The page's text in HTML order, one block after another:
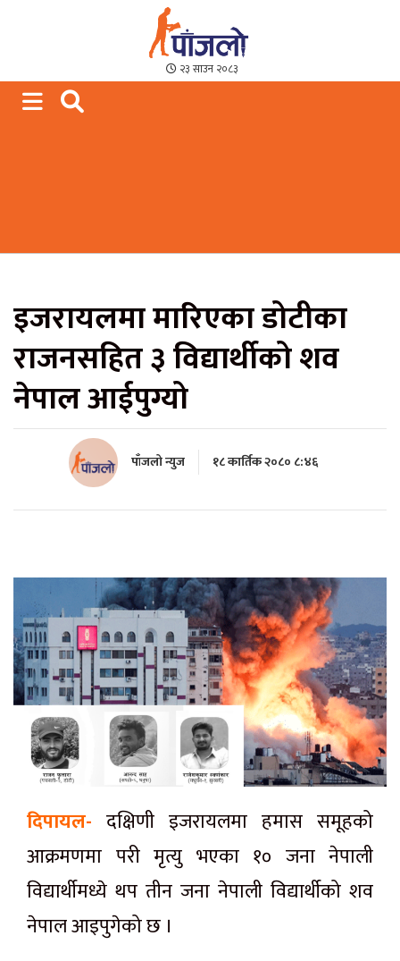
Paajalo News
We are from Far West Nepal
२३ साउन २०८३
इजरायलमा मारिएका डोटीका
राजनसहित ३ विद्यार्थीको शव
नेपाल आईपुग्यो
पाँजलो न्युज १८ कार्तिक २०८० ८:४६
दिपायल- दक्षिणी इजरायलमा हमास समूहको
आक्रमणमा परी मृत्यु भएका १० जना नेपाली
विद्यार्थीमध्ये थप तीन जना नेपाली विद्यार्थीको शव
नेपाल आइपुगेको छ ।